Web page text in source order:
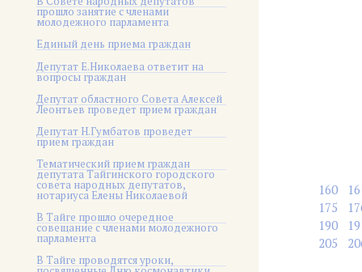
прошло занятие с членами
молодежного парламента
Единый день приема граждан
Депутат Е.Николаева ответит на
вопросы граждан
Депутат областного Совета Алексей
Леонтьев проведет прием граждан
Депутат Н.Гумбатов проведет
прием граждан
Тематический прием граждан
депутата Тайгинского городского
совета народных депутатов,
нотариуса Елены Николаевой
В Тайге прошло очередное
совещание с членами молодежного
парламента
В Тайге проводятся уроки,
160
175
190
205